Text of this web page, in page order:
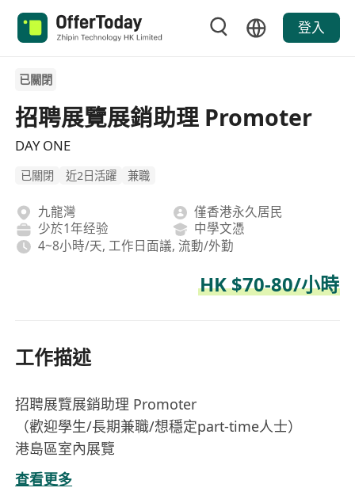
登入
已關閉
招聘展覽展銷助理 Promoter
DAY ONE
已關閉 近2日活躍 兼職
九龍灣
僅香港永久居民
少於1年经验
中學文憑
4~8小時/天, 工作日面議, 流動/外勤
HK $70-80/小時
工作描述
招聘展覽展銷助理 Promoter
（歡迎學生/長期兼職/想穩定part-time人士）
港島區室內展覽
時薪 $70-80（每日5-6小時）
展覽日期：
查看更多